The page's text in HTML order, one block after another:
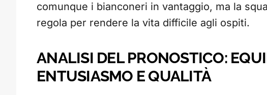
comunque i bianconeri in vantaggio, ma la
regola per rendere la vita difficile agli ospiti.
ANALISI DEL PRONOSTICO:
ENTUSIASMO E QUALITÀ